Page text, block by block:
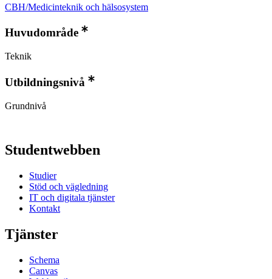
CBH/Medicinteknik och hälsosystem
Huvudområde
Teknik
Utbildningsnivå
Grundnivå
Studentwebben
Studier
Stöd och vägledning
IT och digitala tjänster
Kontakt
Tjänster
Schema
Canvas